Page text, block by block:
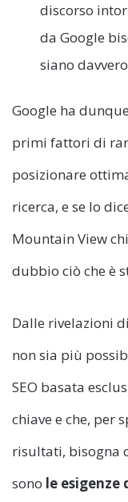
discorso
da Google
siano
Google ha
primi fattori di
posizionare
ricerca, e se lo
Mountain View
dubbio ciò che è
Dalle rivelazioni
non sia più
SEO basata
chiave e che, per
risultati, bisogna
sono le